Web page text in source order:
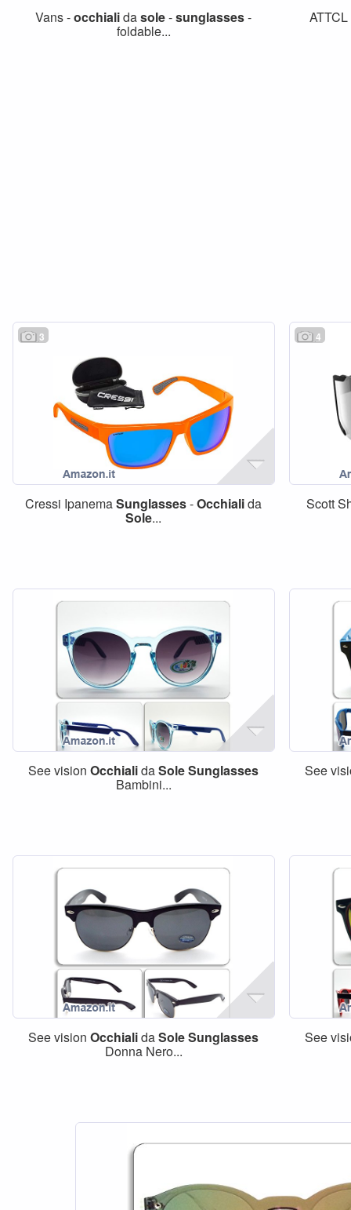
Vans -occhialidasole-sunglasses-
foldable...
ATTCL
3
Cressi IpanemaSunglasses-Occhialida
Sole...
4
Scott
See visionOcchialidaSoleSunglasses
Bambini...
See
See visionOcchialidaSoleSunglasses
Donna Nero...
See